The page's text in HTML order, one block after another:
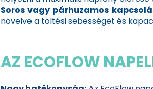
Soros vagy párhuzamos
növelve a töltési sebességet és
AZ ECOFLOW